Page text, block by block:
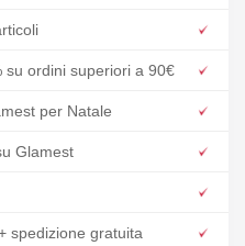
su ordini superiori a 90€
per Natale
Glamest
spedizione gratuita